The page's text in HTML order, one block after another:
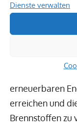
Dienste verwalten
Die
Energiequellen
der
erneuerbaren
erreichen und
Brennstoffen zu